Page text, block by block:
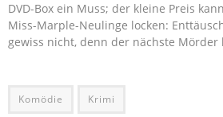
DVD-Box ein Muss; der kleine Preis
Miss-Marple-Neulinge locken:
gewiss nicht, denn der nächste
Komödie Krimi